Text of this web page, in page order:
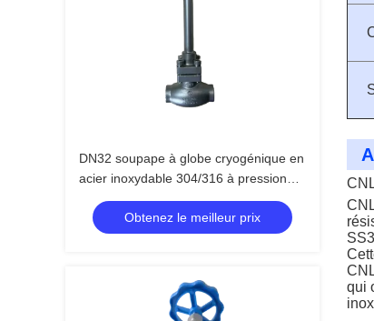
DN32 soupape à globe cryogénique en
acier inoxydable 304/316 à pression
maximale de 5,0 Mpa et à température
comprise entre -196 °C et +80 °C
Obtenez le meilleur prix
qui